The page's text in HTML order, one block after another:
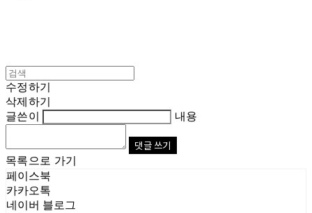
수정하기
삭제하기
글쓴이
내용
댓글 쓰기
목록으로 가기
페이스북
카카오톡
네이버 블로그